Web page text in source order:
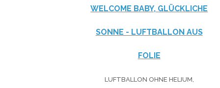
WELCOME BABY, GLÜCKLICHE
SONNE - LUFTBALLON AUS
FOLIE
LUFTBALLON OHNE HELIUM,